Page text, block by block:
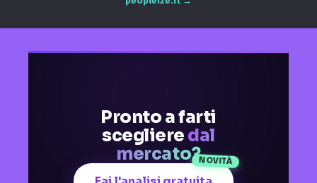
Pronto a farti
scegliere dal
mercato?NOVITÀ